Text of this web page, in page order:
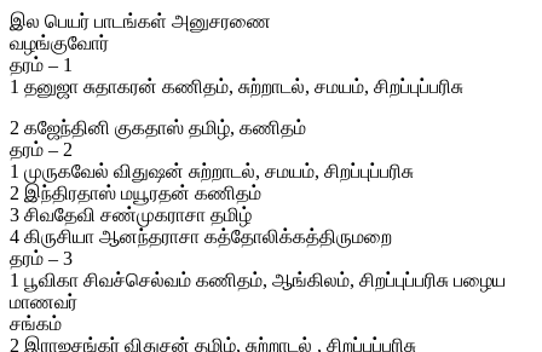
இல பெயர் பாடங்கள் அனுசரணை
வழங்குவோர்
தரம் – 1
1 தனுஜா சுதாகரன் கணிதம், சுற்றாடல், சமயம், சிறப்புப்பரிசு
2 கஜேந்தினி குகதாஸ் தமிழ், கணிதம்
தரம் – 2
1 முருகவேல் விதுஷன் சுற்றாடல், சமயம், சிறப்புப்பரிசு
2 இந்திரதாஸ் மயூரதன் கணிதம்
3 சிவதேவி சண்முகராசா தமிழ்
4 கிருசியா ஆனந்தராசா கத்தோலிக்கத்திருமறை
தரம் – 3
1 பூவிகா சிவச்செல்வம் கணிதம், ஆங்கிலம், சிறப்புப்பரிசு பழைய
மாணவர்
சங்கம்
2 இராஜசங்கர் விதுசன் தமிழ், சுற்றாடல் , சிறப்புப்பரிசு